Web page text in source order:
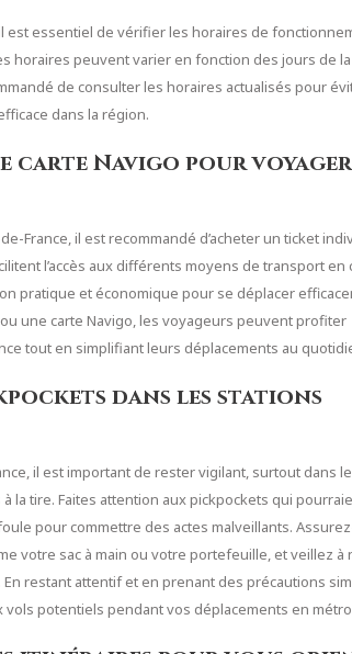
est essentiel de vérifier les horaires de
horaires peuvent varier en fonction des jours de
de consulter les horaires actualisés pour
dans la région.
carte Navigo pour voyager
France, il est recommandé d’acheter un ticket
l’accès aux différents moyens de transport en
pratique et économique pour se déplacer
une carte Navigo, les voyageurs peuvent profiter
tout en simplifiant leurs déplacements au
dans les stations
il est important de rester vigilant, surtout dans
la tire. Faites attention aux pickpockets qui
pour commettre des actes malveillants.
votre sac à main ou votre portefeuille, et veillez à
restant attentif et en prenant des précautions
potentiels pendant vos déplacements en